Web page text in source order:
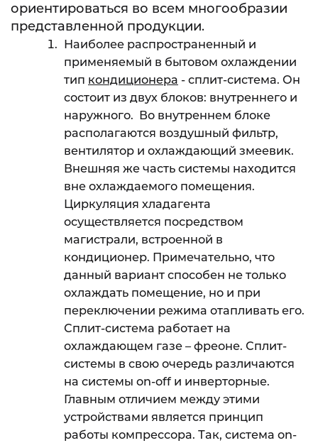
ориентироваться во всем многообразии
представленной продукции.
Наиболее распространенный и
применяемый в бытовом охлаждении
тип кондиционера - сплит-система. Он
состоит из двух блоков: внутреннего и
наружного. Во внутреннем блоке
располагаются воздушный фильтр,
вентилятор и охлаждающий змеевик.
Внешняя же часть системы находится
вне охлаждаемого помещения.
Циркуляция хладагента
осуществляется посредством
магистрали, встроенной в
кондиционер. Примечательно, что
данный вариант способен не только
охлаждать помещение, но и при
переключении режима отапливать его.
Сплит-система работает на
охлаждающем газе – фреоне. Сплит-
системы в свою очередь различаются
на системы on-offи инверторные.
Главным отличием между этими
устройствами является принцип
работы компрессора. Так, система on-